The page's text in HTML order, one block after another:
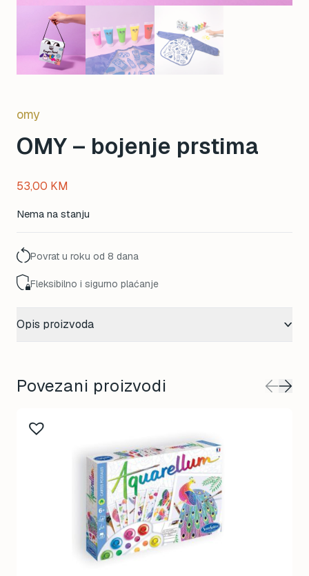
omy
OMY – bojenje prstima
53,00 KM
Nema na stanju
Povrat u roku od 8 dana
Fleksibilno i sigurno plaćanje
Opis proizvoda
Povezani proizvodi